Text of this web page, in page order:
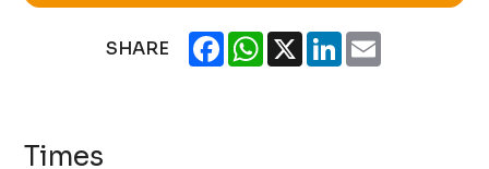
SHARE FacebookWhatsApp
X LinkedIn
Times